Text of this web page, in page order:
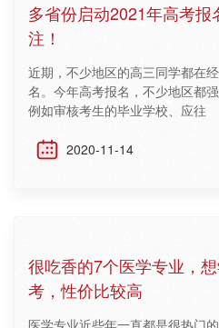
多省份启动2021年高考
注！
近期，不少地区的高三同学都在
名。今年高考报名，不少地区都
例如审核考生的毕业学校、应往
2020-11-14
很吃香的7个医学专业，
考，性价比较高